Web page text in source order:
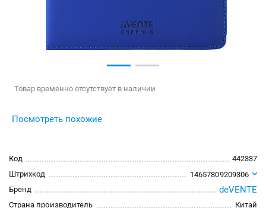
Товар временно отсутствует в наличии
Посмотреть похожие
Код
442337
Штрихкод
14657809209306
Бренд
deVENTE
Страна производитель
Китай